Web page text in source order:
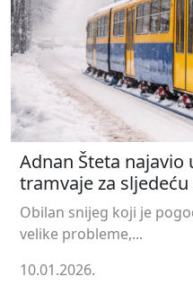
Adnan Šteta najavio
tramvaje za
Obilan snijeg koji je
velike probleme,...
10.01.2026.